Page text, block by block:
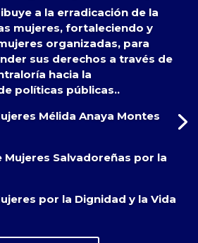
a la erradicación de la
mujeres, fortaleciendo y
organizadas, para
sus derechos a través de
hacia la
políticas públicas..
Mélida Anaya Montes
Mujeres Salvadoreñas por la
por la Dignidad y la Vida